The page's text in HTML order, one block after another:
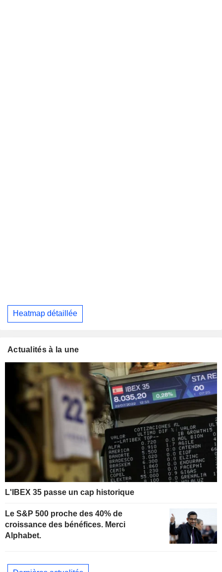
Heatmap détaillée
Actualités à la une
L'IBEX 35 passe un cap historique
Le S&P 500 proche des 40% de
croissance des bénéfices. Merci
Alphabet.